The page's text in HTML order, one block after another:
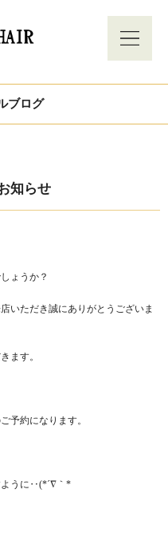
ブログ
知らせ
ょうか？
いただき誠にありがとうございま
ます。
予約になります。
ように‥(*´∇｀*